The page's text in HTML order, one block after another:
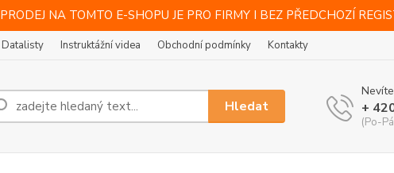
PRODEJ NA TOMTO E-SHOPU JE PRO FIRMY I BEZ PŘEDCHOZÍ
Datalisty Instruktážní videa Obchodní podmínky Kontakty
Hledat +
(Po-